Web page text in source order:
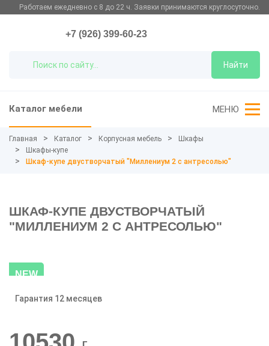
Работаем ежедневно с 8 до 22 ч. Заявки принимаются круглосуточно.
Найти
+7 (926) 399-60-23
Каталог мебели МЕНЮ
Главная Каталог Корпусная мебель
Шкафы
Шкафы-купе
Шкаф-купе двустворчатый "Миллениум 2 с антресолью"
ШКАФ-КУПЕ ДВУСТВОРЧАТЫЙ
"МИЛЛЕНИУМ 2 С АНТРЕСОЛЬЮ"
NEW
-20%
Гарантия 12 месяцев